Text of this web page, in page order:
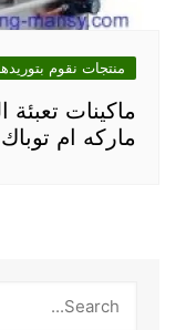
منتجات نقوم
ماكينات تعبئة
ماركه ام توباك